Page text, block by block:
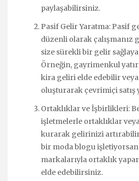
paylaşabilirsiniz.
Pasif Gelir Yaratma: Pasif
düzenli olarak çalışmanız
size sürekli bir gelir
Örneğin, gayrimenkul
kira geliri elde edebilir
oluşturarak çevrimiçi satış
Ortaklıklar ve İşbirlikleri:
işletmelerle ortaklıklar
kurarak gelirinizi
bir moda blogu
markalarıyla ortaklık
elde edebilirsiniz.